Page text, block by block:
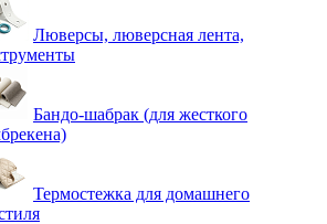
Люверсы, люверсная лента,
Бандо-шабрак (для жесткого
Термостежка для домашнего